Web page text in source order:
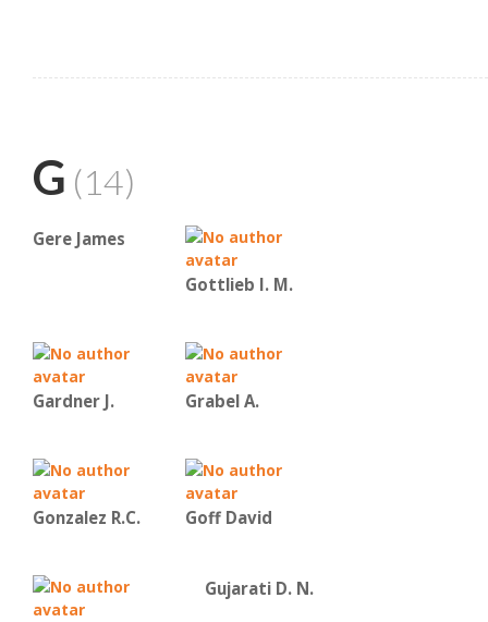
G (14)
Gere James
Gottlieb I. M.
Gardner J. Grabel A.
Gonzalez R.C. Goff David
Gujarati D. N.